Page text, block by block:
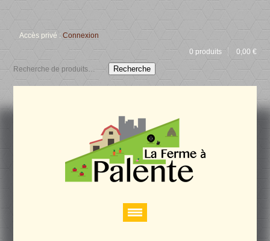
Accès privé :Connexion
0 produits
0,00 €
Recherche